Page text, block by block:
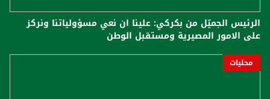
الرئيس الجميّل من بكركي: علينا ان نعي مسؤولياتنا ونركز
على الامور المصيرية ومستقبل الوطن
محليات